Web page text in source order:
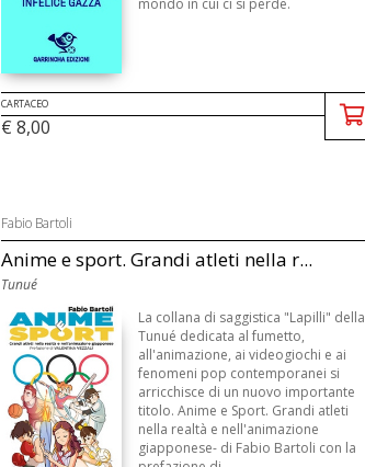
mondo in cui ci si perde.
CARTACEO
€ 8,00
Fabio Bartoli
Anime e sport. Grandi atleti nella r...
Tunué
La collana di saggistica "Lapilli" della
Tunué dedicata al fumetto,
all'animazione, ai videogiochi e ai
fenomeni pop contemporanei si
arricchisce di un nuovo importante
titolo. Anime e Sport. Grandi atleti
nella realtà e nell'animazione
giapponese- di Fabio Bartoli con la